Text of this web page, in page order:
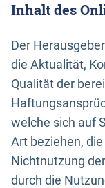
Inhalt des
Der
die Aktualität,
Qualität der
welche sich auf
Art beziehen,
Nichtnutzung
durch die